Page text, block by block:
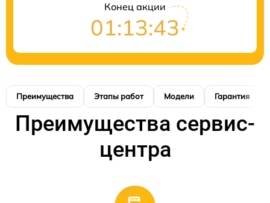
Конец акции
01:13:42
Преимущества Этапы работ Модели Гарантия
Преимущества сервис-
центра